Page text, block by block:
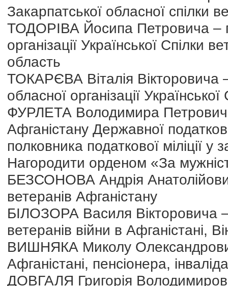
Закарпатської обласної спілки
ТОДОРІВА Йосипа Петровича –
організації Української Спілки
область
ТОКАРЄВА Віталія Вікторовича
обласної організації
ФУРЛЕТА Володимира Петровича
Афганістану Державної
полковника податкової міліції у
Нагородити орденом «За
БЕЗСОНОВА Андрія
ветеранів Афганістану
БІЛОЗОРА Василя Вікторовича –
ветеранів війни в Афганістані,
ВИШНЯКА Миколу
Афганістані, пенсіонера,
ДОВГАЛЯ Григорія